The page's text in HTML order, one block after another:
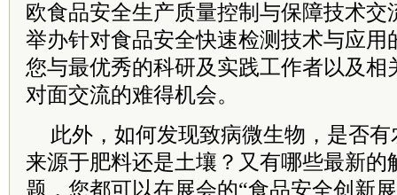
欧食品安全生产质量控制与保障技术交
举办针对食品安全快速检测技术与应用
您与最优秀的科研及实践工作者以及相
对面交流的难得机会。
此外，如何发现致病微生物，是否
来源于肥料还是土壤？又有哪些最新的
题，您都可以在展会的“食品安全创新